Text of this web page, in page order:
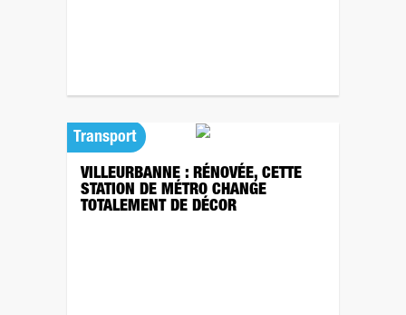
Transport
VILLEURBANNE : RÉNOVÉE, CETTE
STATION DE MÉTRO CHANGE
TOTALEMENT DE DÉCOR